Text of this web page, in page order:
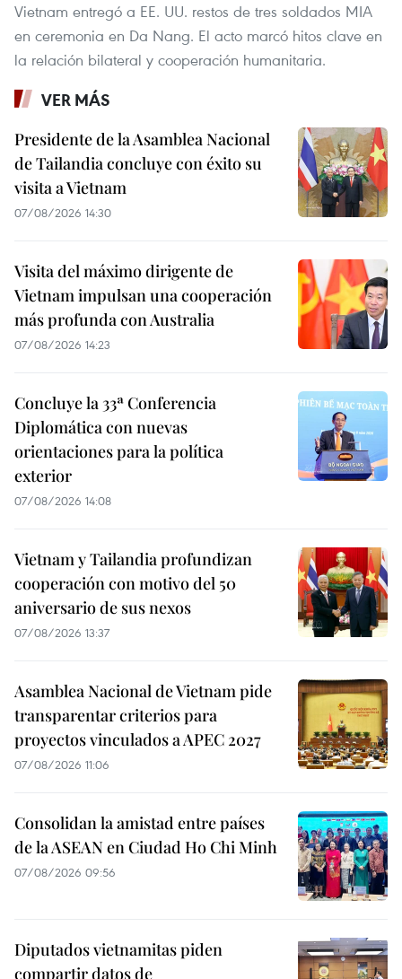
Vietnam entregó a EE. UU. restos de tres soldados MIA
en ceremonia en Da Nang. El acto marcó hitos clave en
la relación bilateral y cooperación humanitaria.
VER MÁS
Presidente de la Asamblea Nacional
de Tailandia concluye con éxito su
visita a Vietnam
07/08/2026 14:30
Visita del máximo dirigente de
Vietnam impulsan una cooperación
más profunda con Australia
07/08/2026 14:23
Concluye la 33ª Conferencia
Diplomática con nuevas
orientaciones para la política
exterior
07/08/2026 14:08
Vietnam y Tailandia profundizan
cooperación con motivo del 50
aniversario de sus nexos
07/08/2026 13:37
Asamblea Nacional de Vietnam pide
transparentar criterios para
proyectos vinculados a APEC 2027
07/08/2026 11:06
Consolidan la amistad entre países
de la ASEAN en Ciudad Ho Chi Minh
07/08/2026 09:56
Diputados vietnamitas piden
compartir datos de